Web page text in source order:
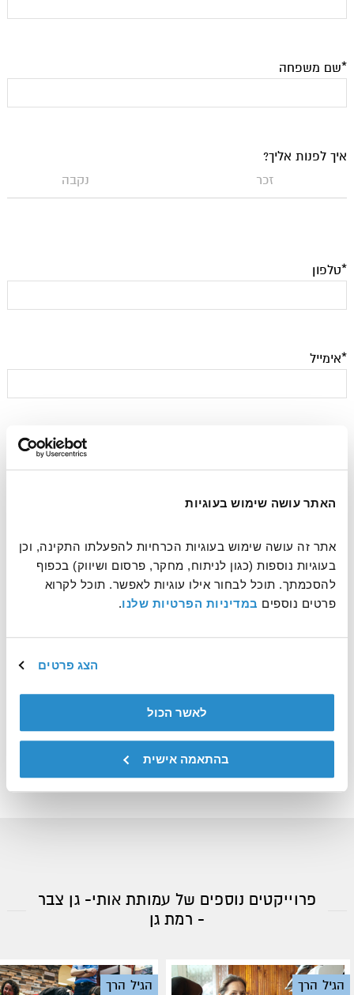
האתר עושה שימוש בעוגיות
פרטים נוספים במדיניות הפרטיות שלנו.
הצג פרטים
לאשר הכול
בהתאמה אישית
*שם משפחה
איך לפנות אליך?
זכר
נקבה
*טלפון
*אימייל
אשמח לקבל דיוורים ולהתעדכן על עוד דרכים לעשות טוב
שליחה
andTerms of Serviceapply.
שתפו
פרוייקטים נוספים של עמותת אותי- גן צבר
- רמת גן
הגיל הרך הגיל הרך